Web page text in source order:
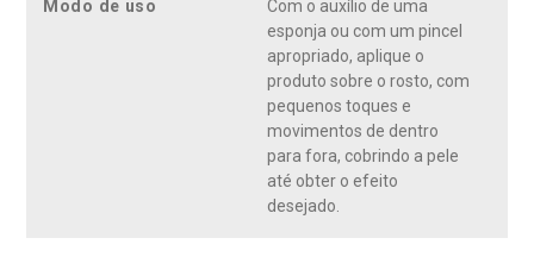
Modo de uso
Com o auxílio de uma
esponja ou com um pincel
apropriado, aplique o
produto sobre o rosto, com
pequenos toques e
movimentos de dentro
para fora, cobrindo a pele
até obter o efeito
desejado.